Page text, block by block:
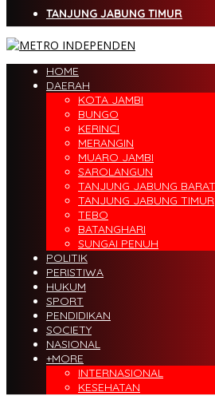
TANJUNG JABUNG TIMUR
HOME
DAERAH
KOTA JAMBI
BUNGO
KERINCI
MERANGIN
MUARO JAMBI
SAROLANGUN
TANJUNG JABUNG BARAT
TANJUNG JABUNG TIMUR
TEBO
BATANGHARI
SUNGAI PENUH
POLITIK
PERISTIWA
HUKUM
SPORT
PENDIDIKAN
SOCIETY
NASIONAL
+MORE
INTERNASIONAL
KESEHATAN